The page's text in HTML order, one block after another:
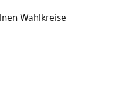
Wahlkreise